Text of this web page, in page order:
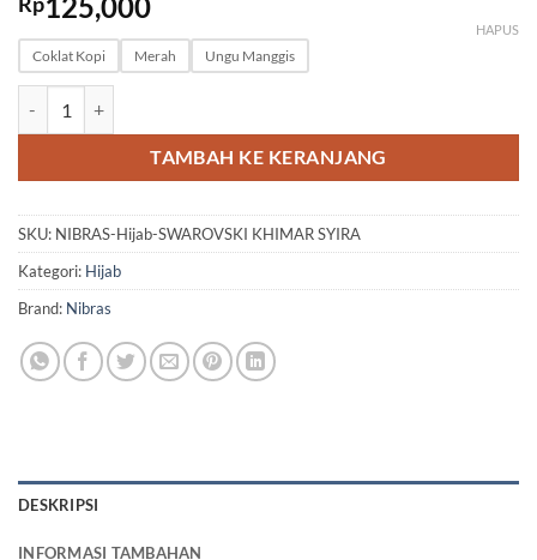
125,000
Coklat Kopi Merah Ungu Manggis
HAPUS
TAMBAH KE KERANJANG
SKU: NIBRAS-Hijab-SWAROVSKI KHIMAR SYIRA
Kategori: Hijab
Brand: Nibras
DESKRIPSI
INFORMASI TAMBAHAN